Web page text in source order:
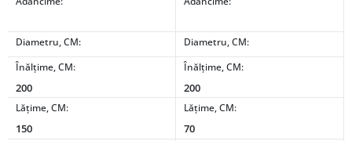
Diametru, CM:
Diametru, CM:
Înălțime, CM:
200
Înălțime, CM:
200
Lățime, CM:
150
Lățime, CM:
70